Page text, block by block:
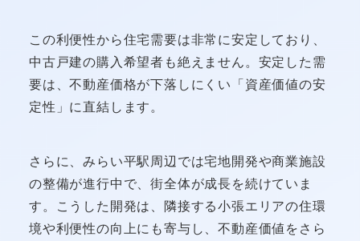
この利便性から住宅需要は非常に安定しており、
中古戸建の購入希望者も絶えません。安定した需
要は、不動産価格が下落しにくい「資産価値の安
定性」に直結します。
さらに、みらい平駅周辺では宅地開発や商業施設
の整備が進行中で、街全体が成長を続けていま
す。こうした開発は、隣接する小張エリアの住環
境や利便性の向上にも寄与し、不動産価値をさら